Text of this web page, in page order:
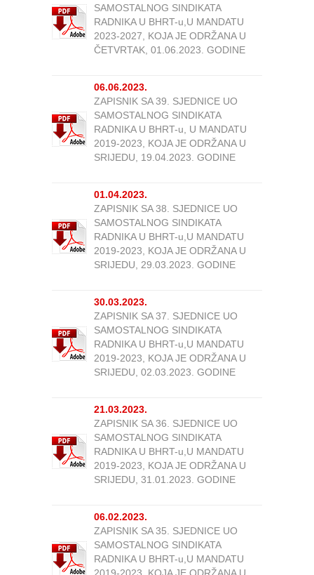
SAMOSTALNOG SINDIKATA
RADNIKA U BHRT-u,U MANDATU
2023-2027, KOJA JE ODRŽANA U
ČETVRTAK, 01.06.2023. GODINE
06.06.2023.
ZAPISNIK SA 39. SJEDNICE UO
SAMOSTALNOG SINDIKATA
RADNIKA U BHRT-u, U MANDATU
2019-2023, KOJA JE ODRŽANA U
SRIJEDU, 19.04.2023. GODINE
01.04.2023.
ZAPISNIK SA 38. SJEDNICE UO
SAMOSTALNOG SINDIKATA
RADNIKA U BHRT-u,U MANDATU
2019-2023, KOJA JE ODRŽANA U
SRIJEDU, 29.03.2023. GODINE
30.03.2023.
ZAPISNIK SA 37. SJEDNICE UO
SAMOSTALNOG SINDIKATA
RADNIKA U BHRT-u,U MANDATU
2019-2023, KOJA JE ODRŽANA U
SRIJEDU, 02.03.2023. GODINE
21.03.2023.
ZAPISNIK SA 36. SJEDNICE UO
SAMOSTALNOG SINDIKATA
RADNIKA U BHRT-u,U MANDATU
2019-2023, KOJA JE ODRŽANA U
SRIJEDU, 31.01.2023. GODINE
06.02.2023.
ZAPISNIK SA 35. SJEDNICE UO
SAMOSTALNOG SINDIKATA
RADNIKA U BHRT-u,U MANDATU
2019-2023, KOJA JE ODRŽANA U